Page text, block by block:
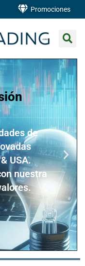
Promociones
de
USA.
nuestra